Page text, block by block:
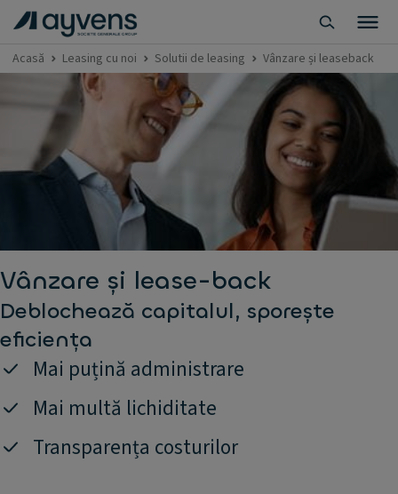
Acasă Leasing cu noi Solutii de leasing Vânzare și leaseback
Vânzare și lease-back
Deblochează capitalul, sporește
eficiența
Mai puțină administrare
Mai multă lichiditate
Transparența costurilor